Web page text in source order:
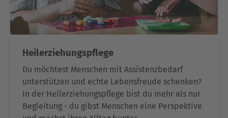
Heilerziehungspflege
Du möchtest Menschen mit Assistenzbedarf
unterstützen und echte Lebensfreude schenken?
In der Heilerziehungspflege bist du mehr als nur
Begleitung - du gibst Menschen eine Perspektive